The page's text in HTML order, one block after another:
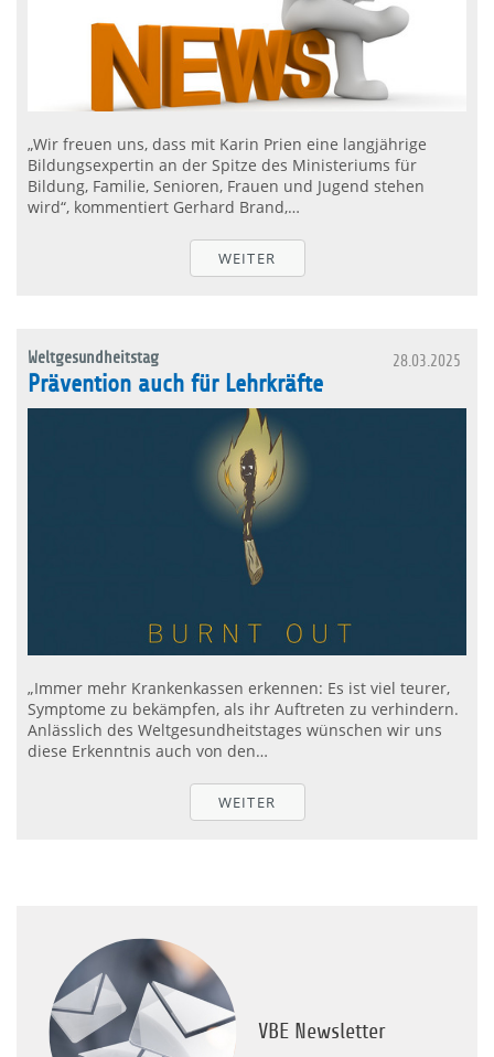
„Wir freuen uns, dass mit Karin Prien eine langjährige
Bildungsexpertin an der Spitze des Ministeriums für
Bildung, Familie, Senioren, Frauen und Jugend stehen
wird“, kommentiert Gerhard Brand,…
WEITER
28.03.2025
Weltgesundheitstag
Prävention auch für Lehrkräfte
„Immer mehr Krankenkassen erkennen: Es ist viel teurer,
Symptome zu bekämpfen, als ihr Auftreten zu verhindern.
Anlässlich des Weltgesundheitstages wünschen wir uns
diese Erkenntnis auch von den…
WEITER
VBE Newsletter